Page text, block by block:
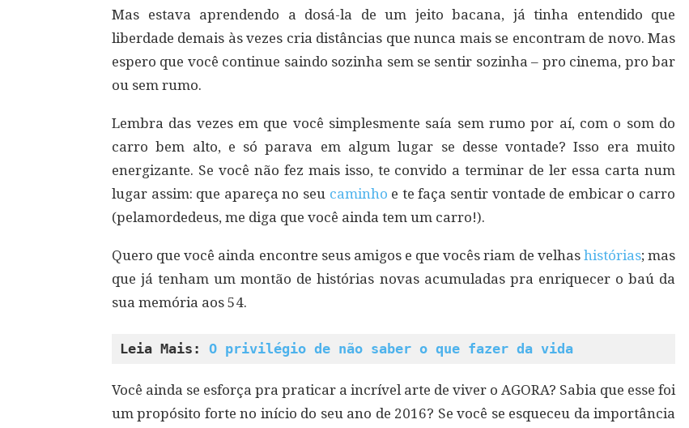
Mas estava aprendendo a dosá-la de um jeito bacana, já tinha entendido que
liberdade demais às vezes cria distâncias que nunca mais se encontram de novo. Mas
espero que você continue saindo sozinha sem se sentir sozinha – pro cinema, pro bar
ou sem rumo.
Lembra das vezes em que você simplesmente saía sem rumo por aí, com o som do
carro bem alto, e só parava em algum lugar se desse vontade? Isso era muito
energizante. Se você não fez mais isso, te convido a terminar de ler essa carta num
lugar assim: que apareça no seu caminho e te faça sentir vontade de embicar o carro
(pelamordedeus, me diga que você ainda tem um carro!).
Quero que você ainda encontre seus amigos e que vocês riam de velhas histórias; mas
que já tenham um montão de histórias novas acumuladas pra enriquecer o baú da
sua memória aos 54.
Leia Mais: O privilégio de não saber o que fazer da vida
Você ainda se esforça pra praticar a incrível arte de viver o AGORA? Sabia que esse foi
um propósito forte no início do seu ano de 2016? Se você se esqueceu da importância